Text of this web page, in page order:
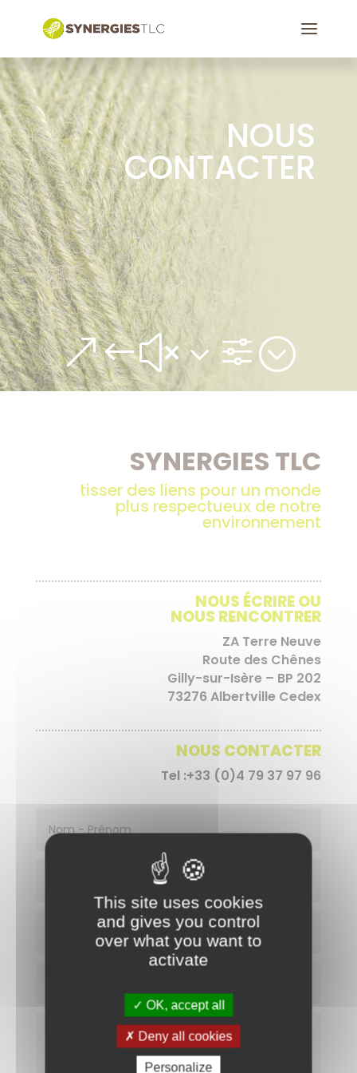
NOUS
CONTACTER
&#x3f;
SYNERGIES TLC
tisser des liens pour un monde
plus respectueux de notre
environnement
NOUS ÉCRIRE OU
NOUS RENCONTRER
ZA Terre Neuve
Route des Chênes
Gilly-sur-Isère – BP 202
73276 Albertville Cedex
NOUS CONTACTER
Tel :+33 (0)4 79 37 97 96
This site uses cookies
and gives you control
over what you want to
activate
OK, accept all
Deny all cookies
Personalize